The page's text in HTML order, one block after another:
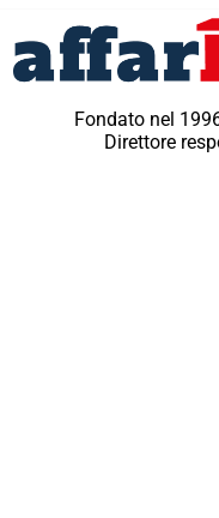
Fondato nel
Direttore